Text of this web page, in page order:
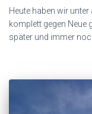
Heute haben wir
komplett gegen Neue
später und immer